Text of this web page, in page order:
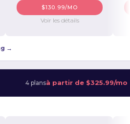
$130.99/MO
Voir les détails
→
4 plansà partir de $325.99/mo